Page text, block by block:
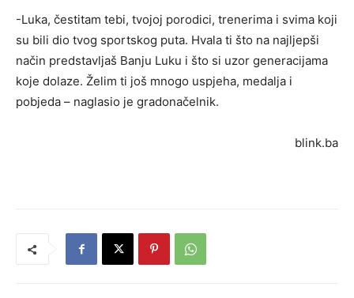
-Luka, čestitam tebi, tvojoj porodici, trenerima i svima koji
su bili dio tvog sportskog puta. Hvala ti što na najljepši
način predstavljaš Banju Luku i što si uzor generacijama
koje dolaze. Želim ti još mnogo uspjeha, medalja i
pobjeda – naglasio je gradonačelnik.
blink.ba